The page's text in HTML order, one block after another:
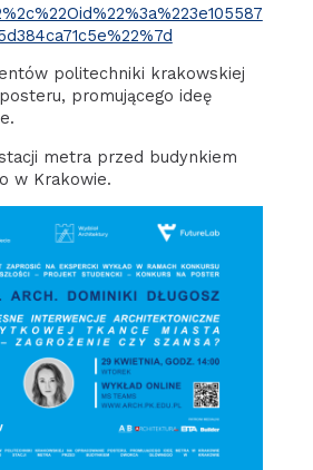
politechniki krakowskiej
promującego ideę
metra przed budynkiem
w Krakowie.